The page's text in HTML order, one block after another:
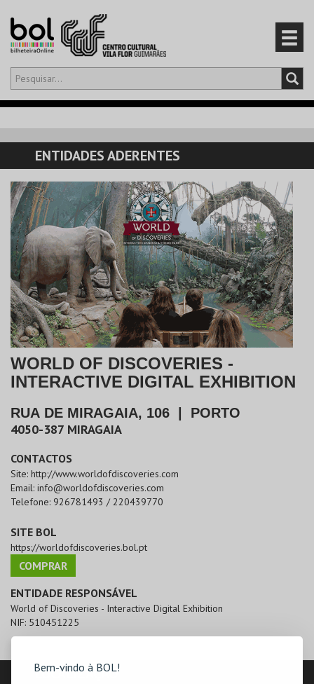
Bem-vindo à BOL!
Olá,iniciar sessão
CARRINHO
EVENTOS
CARTÕES
PRODUTOS
ENTIDADES ADERENTES
WORLD OF DISCOVERIES -
INTERACTIVE DIGITAL EXHIBITION
RUA DE MIRAGAIA, 106 PORTO
4050-387 MIRAGAIA
CONTACTOS
Site: http://www.worldofdiscoveries.com
Email: info@worldofdiscoveries.com
Telefone: 926781493 / 220439770
SITE BOL
https://worldofdiscoveries.bol.pt
COMPRAR
ENTIDADE RESPONSÁVEL
World of Discoveries - Interactive Digital Exhibition
NIF: 510451225
LOCALIZAÇÃO